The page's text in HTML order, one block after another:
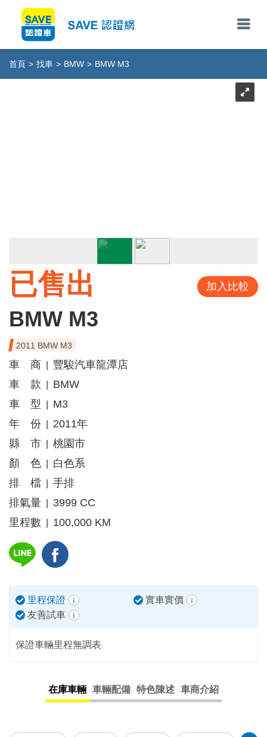
首頁 > 找車 > BMW > BMW M3
已售出 加入比較
BMW M3
2011 BMW M3
車 商
豐駿汽車龍潭店
車 款
BMW
車 型
M3
年 份
2011年
縣 市
桃園市
顏 色
白色系
排 檔
手排
排氣量
3999 CC
里程數
100,000 KM
里程保證
實車實價
友善試車
保證車輛里程無調表
在庫車輛 車輛配備 特色陳述 車商介紹